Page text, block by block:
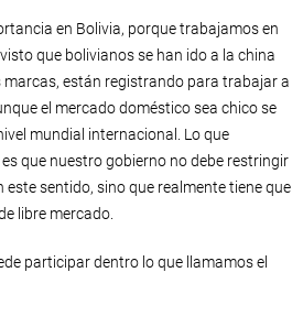
en Bolivia, porque trabajamos en
que bolivianos se han ido a la china
están registrando para trabajar a
el mercado doméstico sea chico se
mundial internacional. Lo que
que nuestro gobierno no debe restringir
este sentido, sino que realmente tiene que
libre mercado.
participar dentro lo que llamamos el